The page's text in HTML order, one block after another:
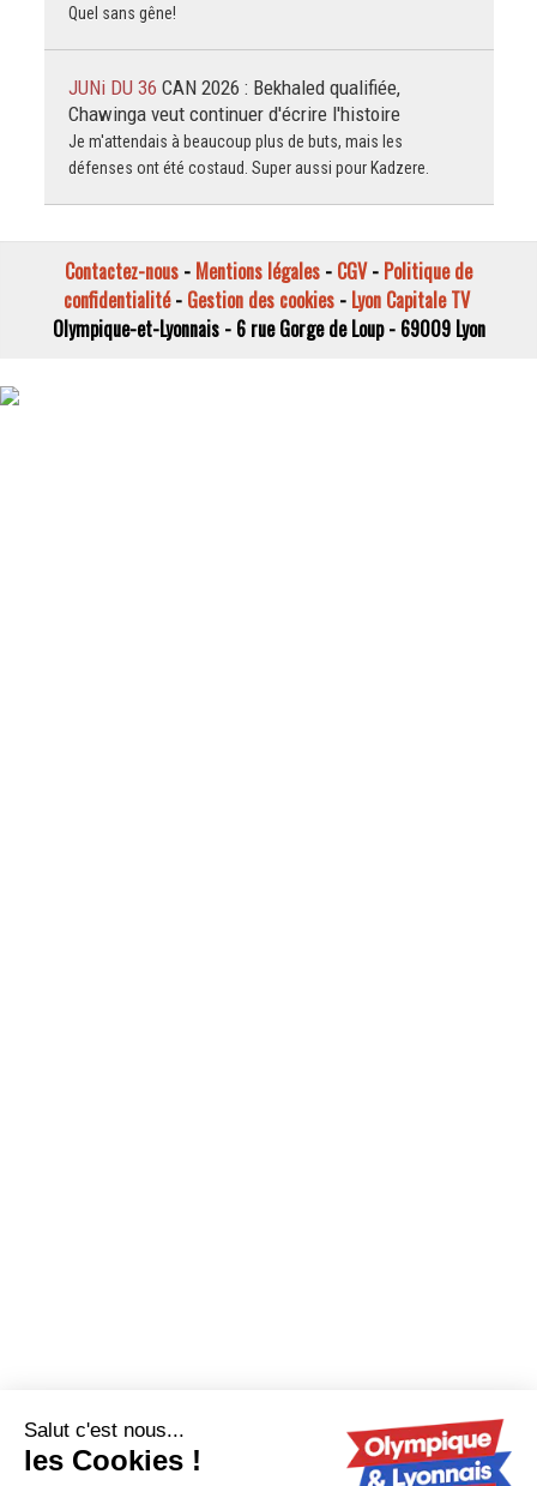
Quel sans gêne!
JUNi DU 36 CAN 2026 : Bekhaled qualifiée,
Chawinga veut continuer d'écrire l'histoire
Je m'attendais à beaucoup plus de buts, mais les
défenses ont été costaud. Super aussi pour Kadzere.
Contactez-nous - Mentions légales - CGV- Politique de
confidentialité- Gestion des cookies- Lyon Capitale TV
Olympique-et-Lyonnais - 6 rue Gorge de Loup - 69009 Lyon